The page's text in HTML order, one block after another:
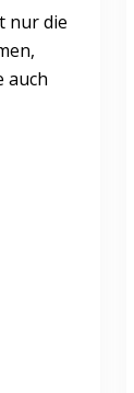
nur die
auch